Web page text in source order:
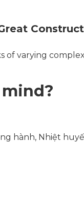
of varying
hành, Nhiệt